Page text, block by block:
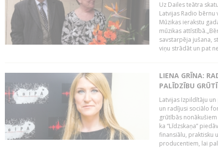
Uz Dailes teātra
Latvijas Radio
Mūzikas ierakstu
mūzikas
savstarpēja jušana,
viņu strādāt un pat
LIENA GRĪNA:
PALĪDZĪBU
Latvijas Izpildītāju
un radījusi sociālo
grūtībās
ka “Līdzskaņa”
finansiālu, praktisku
producentiem, lai